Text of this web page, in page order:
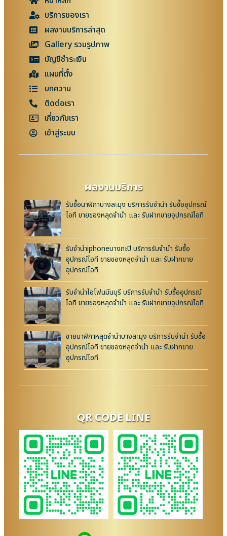
บริการของเรา
ผลงานบริการล่าสุด
Gallery รวมรูปภาพ
บัญชีชำระเงิน
แผนที่ตั้ง
บทความ
ติดต่อเรา
เกี่ยวกับเรา
เข้าสู่ระบบ
ผลงานบริการ
รับซื้อนาฬิกาบางละมุง บริการรับจำนำ รับซื้ออุปกรณ์
ไอที ขายของหลุดจำนำ และ รับฝากขายอุปกรณ์ไอที
รับจำนำiphoneบางกะปิ บริการรับจำนำ รับซื้อ
อุปกรณ์ไอที ขายของหลุดจำนำ และ รับฝากขาย
อุปกรณ์ไอที
รับจำนำไอโฟนมีนบุรี บริการรับจำนำ รับซื้ออุปกรณ์
ไอที ขายของหลุดจำนำ และ รับฝากขายอุปกรณ์ไอที
ขายนาฬิกาหลุดจำนำบางละมุง บริการรับจำนำ รับซื้อ
อุปกรณ์ไอที ขายของหลุดจำนำ และ รับฝากขาย
อุปกรณ์ไอที
QR CODE LINE